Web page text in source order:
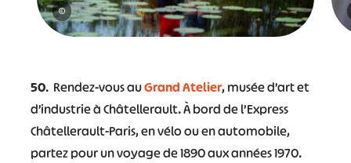
©
50. Rendez-vous auGrand Atelier, musée d’art et
d’industrie à Châtellerault. À bord de l’Express
Châtellerault-Paris, en vélo ou en automobile,
partez pour un voyage de 1890 aux années 1970.